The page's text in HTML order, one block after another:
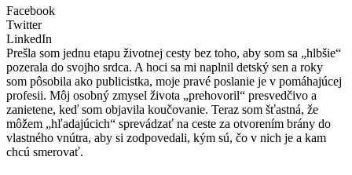
Facebook
Twitter
LinkedIn
Prešla som jednu etapu životnej cesty bez toho, aby som sa „hlbšie“
pozerala do svojho srdca. A hoci sa mi naplnil detský sen a roky
som pôsobila ako publicistka, moje pravé poslanie je v pomáhajúcej
profesii. Môj osobný zmysel života „prehovoril“ presvedčivo a
zanietene, keď som objavila koučovanie. Teraz som šťastná, že
môžem „hľadajúcich“ sprevádzať na ceste za otvorením brány do
vlastného vnútra, aby si zodpovedali, kým sú, čo v nich je a kam
chcú smerovať.